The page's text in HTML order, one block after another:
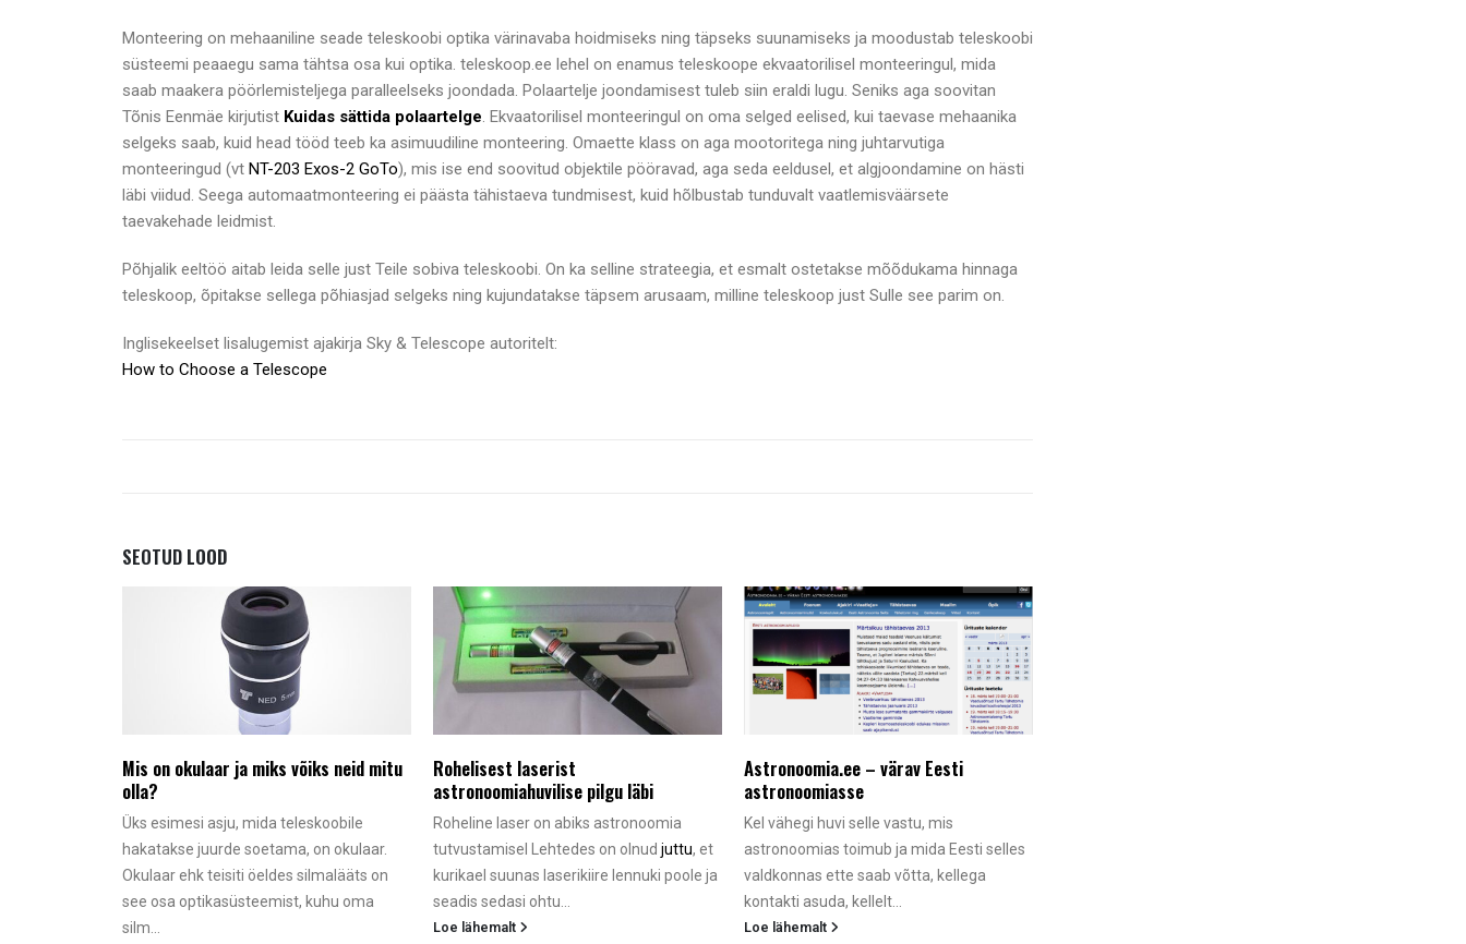
Monteering on mehaaniline seade teleskoobi optika värinavaba hoidmiseks ning täpseks suunamiseks ja moodustab teleskoobi
süsteemi peaaegu sama tähtsa osa kui optika. teleskoop.ee lehel on enamus teleskoope ekvaatorilisel monteeringul, mida
saab maakera pöörlemisteljega paralleelseks joondada. Polaartelje joondamisest tuleb siin eraldi lugu. Seniks aga soovitan
Tõnis Eenmäe kirjutist Kuidas sättida polaartelge. Ekvaatorilisel monteeringul on oma selged eelised, kui taevase mehaanika
selgeks saab, kuid head tööd teeb ka asimuudiline monteering. Omaette klass on aga mootoritega ning juhtarvutiga
monteeringud (vt NT-203 Exos-2 GoTo), mis ise end soovitud objektile pööravad, aga seda eeldusel, et algjoondamine on hästi
läbi viidud. Seega automaatmonteering ei päästa tähistaeva tundmisest, kuid hõlbustab tunduvalt vaatlemisväärsete
taevakehade leidmist.
Põhjalik eeltöö aitab leida selle just Teile sobiva teleskoobi. On ka selline strateegia, et esmalt ostetakse mõõdukama hinnaga
teleskoop, õpitakse sellega põhiasjad selgeks ning kujundatakse täpsem arusaam, milline teleskoop just Sulle see parim on.
Inglisekeelset lisalugemist ajakirja Sky & Telescope autoritelt:
How to Choose a Telescope
SEOTUD LOOD
Mis on okulaar ja miks võiks neid mitu
olla?
Üks esimesi asju, mida teleskoobile
hakatakse juurde soetama, on okulaar.
Okulaar ehk teisiti öeldes silmalääts on
see osa optikasüsteemist, kuhu oma
silm...
Rohelisest laserist
astronoomiahuvilise pilgu läbi
Roheline laser on abiks astronoomia
tutvustamisel Lehtedes on olnud juttu, et
kurikael suunas laserikiire lennuki poole ja
seadis sedasi ohtu...
Loe lähemalt
Astronoomia.ee – värav Eesti
astronoomiasse
Kel vähegi huvi selle vastu, mis
astronoomias toimub ja mida Eesti selles
valdkonnas ette saab võtta, kellega
kontakti asuda, kellelt...
Loe lähemalt